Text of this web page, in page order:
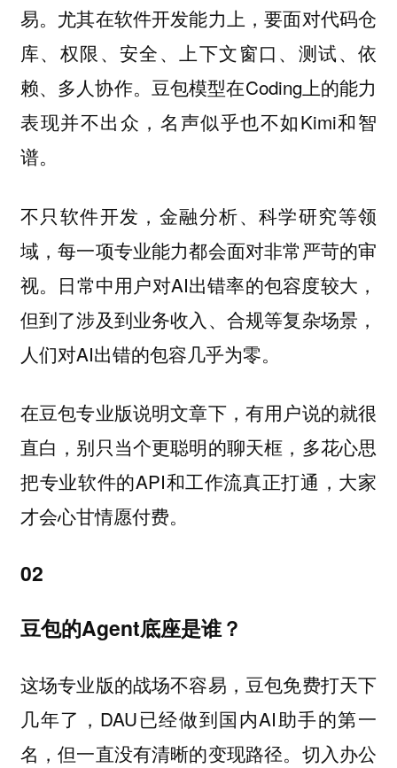
易。尤其在软件开发能力上，要面对代码仓
库、权限、安全、上下文窗口、测试、依
赖、多人协作。豆包模型在Coding上的能力
表现并不出众，名声似乎也不如Kimi和智
谱。
不只软件开发，金融分析、科学研究等领
域，每一项专业能力都会面对非常严苛的审
视。日常中用户对AI出错率的包容度较大，
但到了涉及到业务收入、合规等复杂场景，
人们对AI出错的包容几乎为零。
在豆包专业版说明文章下，有用户说的就很
直白，别只当个更聪明的聊天框，多花心思
把专业软件的API和工作流真正打通，大家
才会心甘情愿付费。
02
豆包的Agent底座是谁？
这场专业版的战场不容易，豆包免费打天下
几年了，DAU已经做到国内AI助手的第一
名，但一直没有清晰的变现路径。切入办公